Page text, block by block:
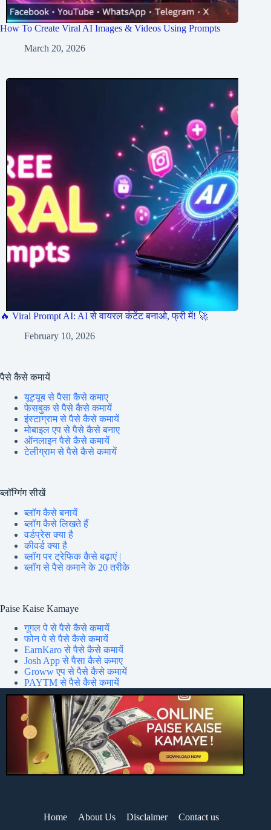
How To Create Viral AI Images & Videos Using Prompts
March 20, 2026
🔥 Viral Prompt AI: AI से वायरल कंटेंट बनाओ, फ्री में! 🚀
February 10, 2026
पैसे कैसे कमायें
यूट्यूब से पैसा कैसे कमाए
फेसबुक से पैसे कैसे कमायें
इंस्टाग्राम से पैसे कैसे कमायें
मोबाइल एप से पैसे कैसे बनाए
ऑनलाइन पैसे कैसे कमायें
टेलीग्राम से पैसे कैसे कमायें
ब्लॉग्गिंग सीखें
ब्लॉग कैसे बनायें
ब्लॉग कैसे लिखते हैं
वर्डप्रेस क्या है
कीवर्ड क्या है
ब्लॉग पर ट्रेफिक कैसे बढ़ाएं |
ब्लॉग से पैसे कमाने के 20 तरीके
Paise Kaise Kamaye
गूगल पे से पैसे कैसे कमायें
फोन पे से पैसे कैसे कमायें
EarnKaro से पैसे कैसे कमायें
Josh App से पैसा कैसे कमाए
Groww एप से पैसे कैसे कमायें
PAYTM से पैसे कैसे कमायें
Home About Us Disclaimer Contact us